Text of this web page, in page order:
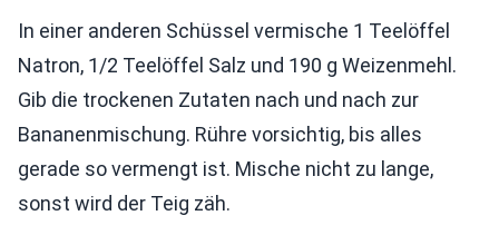
In einer anderen Schüssel vermische 1 Teelöffel
Natron, 1/2 Teelöffel Salz und 190 g Weizenmehl.
Gib die trockenen Zutaten nach und nach zur
Bananenmischung. Rühre vorsichtig, bis alles
gerade so vermengt ist. Mische nicht zu lange,
sonst wird der Teig zäh.